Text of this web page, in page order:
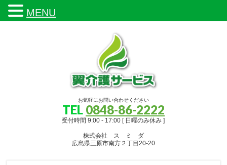
お気軽にお問い合わせください
TEL 0848-86-2222
受付時間 9:00 - 17:00 [ 日曜のみ休み ]
株式会社 ス ミ ダ
広島県三原市南方２丁目20-20
MENU